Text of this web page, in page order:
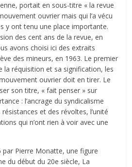
portait en sous-titre « la revue
ouvrier mais qui l’a vécu
y ont tenu une place importante.
des cent ans de la revue, en
avons choisi ici des extraits
des mineurs, en 1963. Le premier
la réquisition et sa signification, les
ouvrier doit en tirer. Le
son titre, « fait penser » sur
: l’ancrage du syndicalisme
et des révoltes, l’unité
qui n’ont rien à voir avec une
par Pierre Monatte, une figure
du début du 20e siècle, La